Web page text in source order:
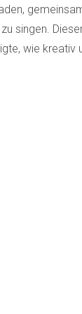
singen.
wie kreativ